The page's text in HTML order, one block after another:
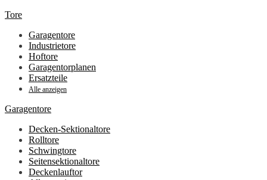
Tore
Garagentore
Industrietore
Hoftore
Garagentorplanen
Ersatzteile
Alle anzeigen
Garagentore
Decken-Sektionaltore
Rolltore
Schwingtore
Seitensektionaltore
Deckenlauftor